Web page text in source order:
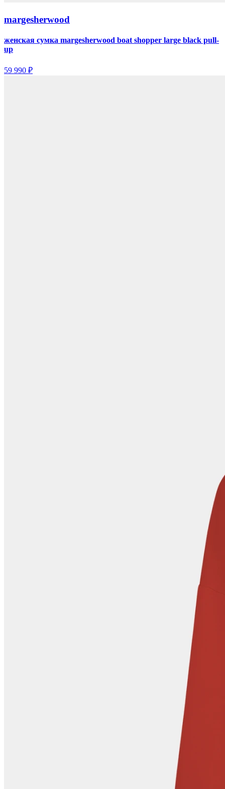
margesherwood
женская сумка margesherwood boat shopper large black pull-
up
59 990 ₽